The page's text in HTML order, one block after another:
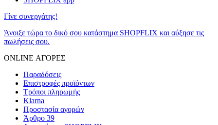
Γίνε συνεργάτης!
Άνοιξε τώρα το δικό σου κατάστημα SHOPFLIX και αύξησε τις
πωλήσεις σου.
ONLINE ΑΓΟΡΕΣ
Παραδόσεις
Επιστροφές προϊόντων
Τρόποι πληρωμής
Klarna
Προστασία αγορών
Άρθρο 39